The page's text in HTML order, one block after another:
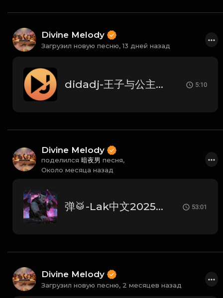
Divine Melody
Загрузил новую песню,13 дней назад
didadj-王子与公主 (Dida House) 5:10
Divine Melody
поделился 暗夜男 песня,
Около месяца назад
弹🥁-Lak中文2025抖音流行No.1【DJ周周】 53:01
Divine Melody
Загрузил новую песню, 2 месяцев назад